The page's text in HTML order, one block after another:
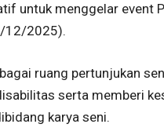
untuk menggelar event
12/2025).
ruang pertunjukan
serta memberi
karya seni.